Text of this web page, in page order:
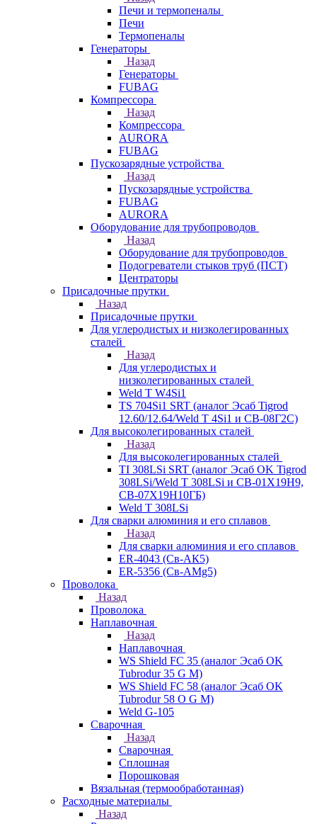
Печи и термопеналы
Печи
Термопеналы
Генераторы
Назад
Генераторы
FUBAG
Компрессора
Назад
Компрессора
AURORA
FUBAG
Пускозарядные устройства
Назад
Пускозарядные устройства
FUBAG
AURORA
Оборудование для трубопроводов
Назад
Оборудование для трубопроводов
Подогреватели стыков труб (ПСТ)
Центраторы
Присадочные прутки
Назад
Присадочные прутки
Для углеродистых и низколегированных
сталей
Назад
Для углеродистых и
низколегированных сталей
Weld T W4Si1
TS 704Si1 SRT (аналог Эсаб Tigrod
12.60/12.64/Weld T 4Si1 и СВ-08Г2С)
Для высоколегированных сталей
Назад
Для высоколегированных сталей
TI 308LSi SRT (аналог Эсаб OK Tigrod
308LSi/Weld T 308LSi и СВ-01Х19Н9,
СВ-07Х19Н10ГБ)
Weld T 308LSi
Для сварки алюминия и его сплавов
Назад
Для сварки алюминия и его сплавов
ER-4043 (Св-АК5)
ER-5356 (Св-АМg5)
Проволока
Назад
Проволока
Наплавочная
Назад
Наплавочная
WS Shield FC 35 (аналог Эсаб OK
Tubrodur 35 G M)
WS Shield FC 58 (аналог Эсаб OK
Tubrodur 58 O G M)
Weld G-105
Сварочная
Назад
Сварочная
Сплошная
Порошковая
Вязальная (термообработанная)
Расходные материалы
Назад